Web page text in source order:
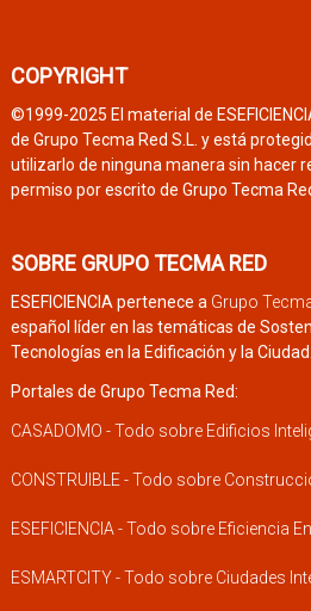
COPYRIGHT
©1999-2025 El material de
de Grupo Tecma Red S.L. y está
utilizarlo de ninguna manera sin hacer
permiso por escrito de Grupo Tecma
SOBRE GRUPO TECMA RED
ESEFICIENCIA pertenece a Grupo
español líder en las temáticas de
Tecnologías en la Edificación y la Ciudad.
Portales de Grupo Tecma Red:
CASADOMO - Todo sobre Edificios
CONSTRUIBLE - Todo sobre
ESEFICIENCIA - Todo sobre Eficiencia
ESMARTCITY - Todo sobre Ciudades